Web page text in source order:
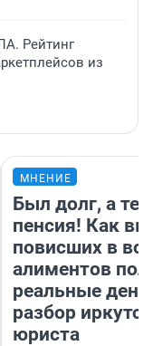
Рейтинг
из
МНЕНИЕ
Был долг, а
пенсия! Как
повисших в
алиментов
реальные
разбор
юриста